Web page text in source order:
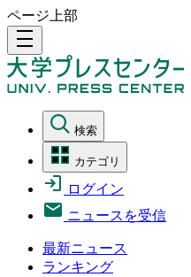
ページ上部
density_medium
検索
カテゴリ
ログイン
ニュースを受信
最新ニュース
ランキング